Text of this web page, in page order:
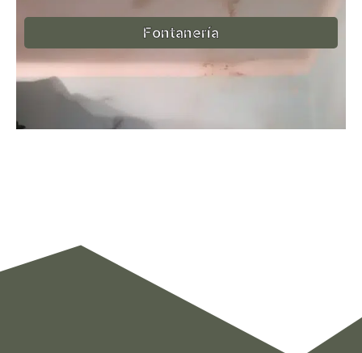
Fontanería